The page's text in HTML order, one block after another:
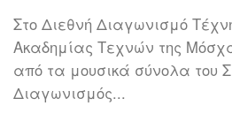
Στο Διεθνή Διαγωνισμό
Ακαδημίας Τεχνών της
από τα μουσικά σύνολα του
Διαγωνισμός...